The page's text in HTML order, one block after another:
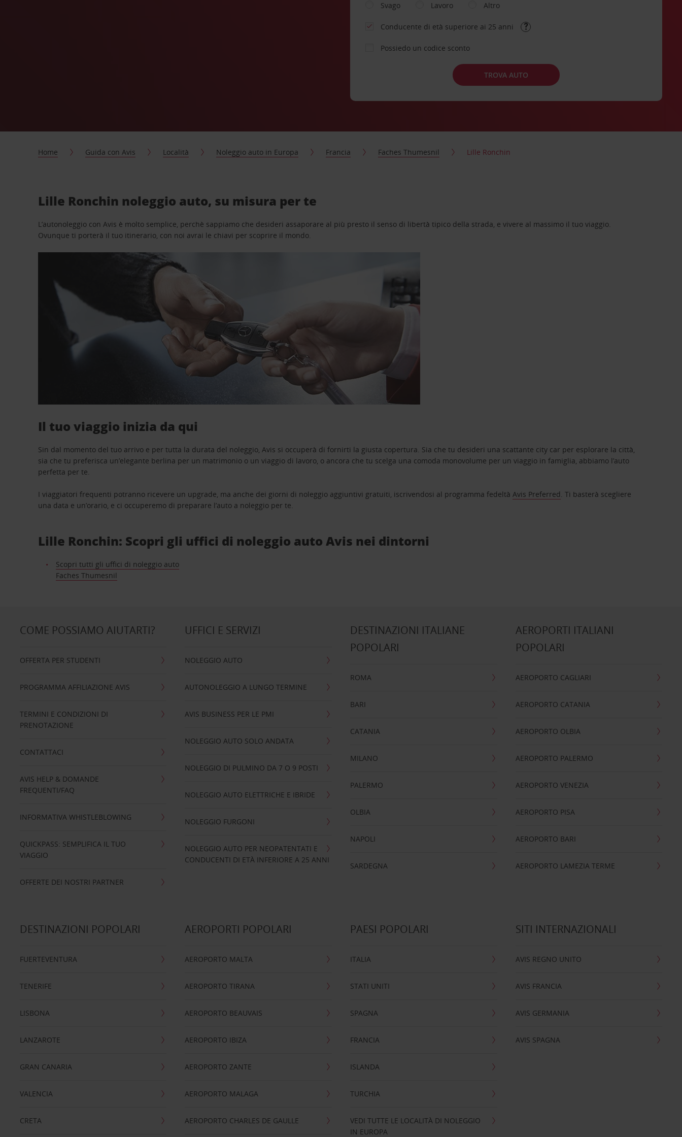
Svago
Lavoro Altro
Conducente di età superiore ai 25 anni
Possiedo un codice sconto
TROVA AUTO
Home Guida con Avis Località Noleggio auto in Europa Francia Faches Thumesnil Lille Ronchin
Lille Ronchin noleggio auto, su misura per te
L’autonoleggio con Avis è molto semplice, perchè sappiamo che desideri assaporare al più presto il senso di libertà tipico della strada, e vivere al massimo il tuo viaggio.
Ovunque ti porterà il tuo itinerario, con noi avrai le chiavi per scoprire il mondo.
Il tuo viaggio inizia da qui
Sin dal momento del tuo arrivo e per tutta la durata del noleggio, Avis si occuperà di fornirti la giusta copertura. Sia che tu desideri una scattante city car per esplorare la città,
sia che tu preferisca un’elegante berlina per un matrimonio o un viaggio di lavoro, o ancora che tu scelga una comoda monovolume per un viaggio in famiglia, abbiamo l’auto
perfetta per te.
I viaggiatori frequenti potranno ricevere un upgrade, ma anche dei giorni di noleggio aggiuntivi gratuiti, iscrivendosi al programma fedeltàAvis Preferred. Ti basterà scegliere
una data e un’orario, e ci occuperemo di preparare l’auto a noleggio per te.
Lille Ronchin: Scopri gli uffici di noleggio auto Avis nei dintorni
Scopri tutti gli uffici di noleggio auto
Faches Thumesnil
COME POSSIAMO AIUTARTI?
OFFERTA PER STUDENTI
PROGRAMMA AFFILIAZIONE AVIS
TERMINI E CONDIZIONI DI
PRENOTAZIONE
CONTATTACI
AVIS HELP & DOMANDE
FREQUENTI/FAQ
INFORMATIVA WHISTLEBLOWING
QUICKPASS: SEMPLIFICA IL TUO
VIAGGIO
OFFERTE DEI NOSTRI PARTNER
UFFICI E SERVIZI
NOLEGGIO AUTO
AUTONOLEGGIO A LUNGO TERMINE
AVIS BUSINESS PER LE PMI
NOLEGGIO AUTO SOLO ANDATA
NOLEGGIO DI PULMINO DA 7 O 9 POSTI
NOLEGGIO AUTO ELETTRICHE E IBRIDE
NOLEGGIO FURGONI
NOLEGGIO AUTO PER NEOPATENTATI E
CONDUCENTI DI ETÀ INFERIORE A 25 ANNI
DESTINAZIONI ITALIANE
POPOLARI
ROMA
BARI
CATANIA
MILANO
PALERMO
OLBIA
NAPOLI
SARDEGNA
AEROPORTI ITALIANI
POPOLARI
AEROPORTO CAGLIARI
AEROPORTO CATANIA
AEROPORTO OLBIA
AEROPORTO PALERMO
AEROPORTO VENEZIA
AEROPORTO PISA
AEROPORTO BARI
AEROPORTO LAMEZIA TERME
DESTINAZIONI POPOLARI
FUERTEVENTURA
TENERIFE
LISBONA
LANZAROTE
GRAN CANARIA
VALENCIA
CRETA
AEROPORTI POPOLARI
AEROPORTO MALTA
AEROPORTO TIRANA
AEROPORTO BEAUVAIS
AEROPORTO IBIZA
AEROPORTO ZANTE
AEROPORTO MALAGA
AEROPORTO CHARLES DE GAULLE
PAESI POPOLARI
ITALIA
STATI UNITI
SPAGNA
FRANCIA
ISLANDA
TURCHIA
VEDI TUTTE LE LOCALITÀ DI NOLEGGIO
IN EUROPA
SITI INTERNAZIONALI
AVIS REGNO UNITO
AVIS FRANCIA
AVIS GERMANIA
AVIS SPAGNA